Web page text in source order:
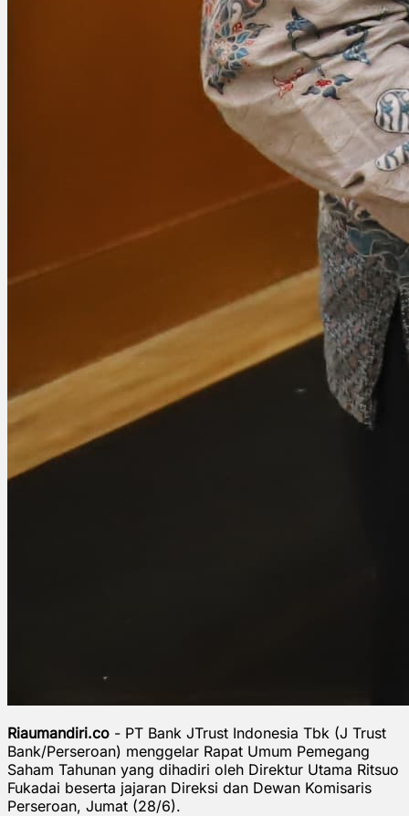
Riaumandiri.co - PT Bank JTrust Indonesia Tbk (J Trust
Bank/Perseroan) menggelar Rapat Umum Pemegang
Saham Tahunan yang dihadiri oleh Direktur Utama Ritsuo
Fukadai beserta jajaran Direksi dan Dewan Komisaris
Perseroan, Jumat (28/6).